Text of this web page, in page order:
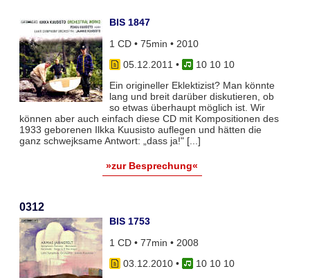
BIS 1847
1 CD • 75min • 2010
05.12.2011 •
10 10 10
Ein origineller Eklektizist? Man könnte
lang und breit darüber diskutieren, ob
so etwas überhaupt möglich ist. Wir
können aber auch einfach diese CD mit Kompositionen des
1933 geborenen Ilkka Kuusisto auflegen und hätten die
ganz schwejksame Antwort: „dass ja!" [...]
»zur Besprechung«
0312
BIS 1753
1 CD • 77min • 2008
03.12.2010•
10 10 10